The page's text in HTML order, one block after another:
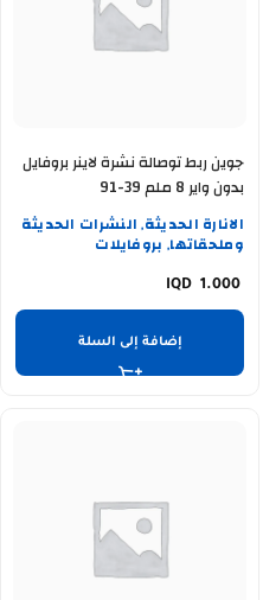
جوين ربط توصالة نشرة لاينر بروفايل
بدون واير 8 ملم 39-91
الانارة الحديثة, النشرات الحديثة
وملحقاتها, بروفايلات
1.000
إضافة إلى السلة